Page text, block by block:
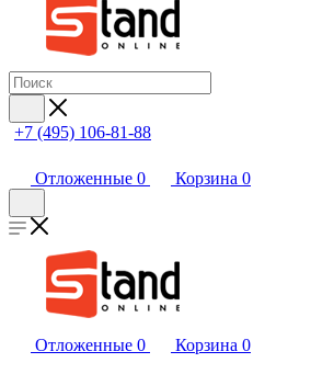
+7 (495) 106-81-88
Отложенные 0 Корзина 0
Отложенные 0 Корзина 0